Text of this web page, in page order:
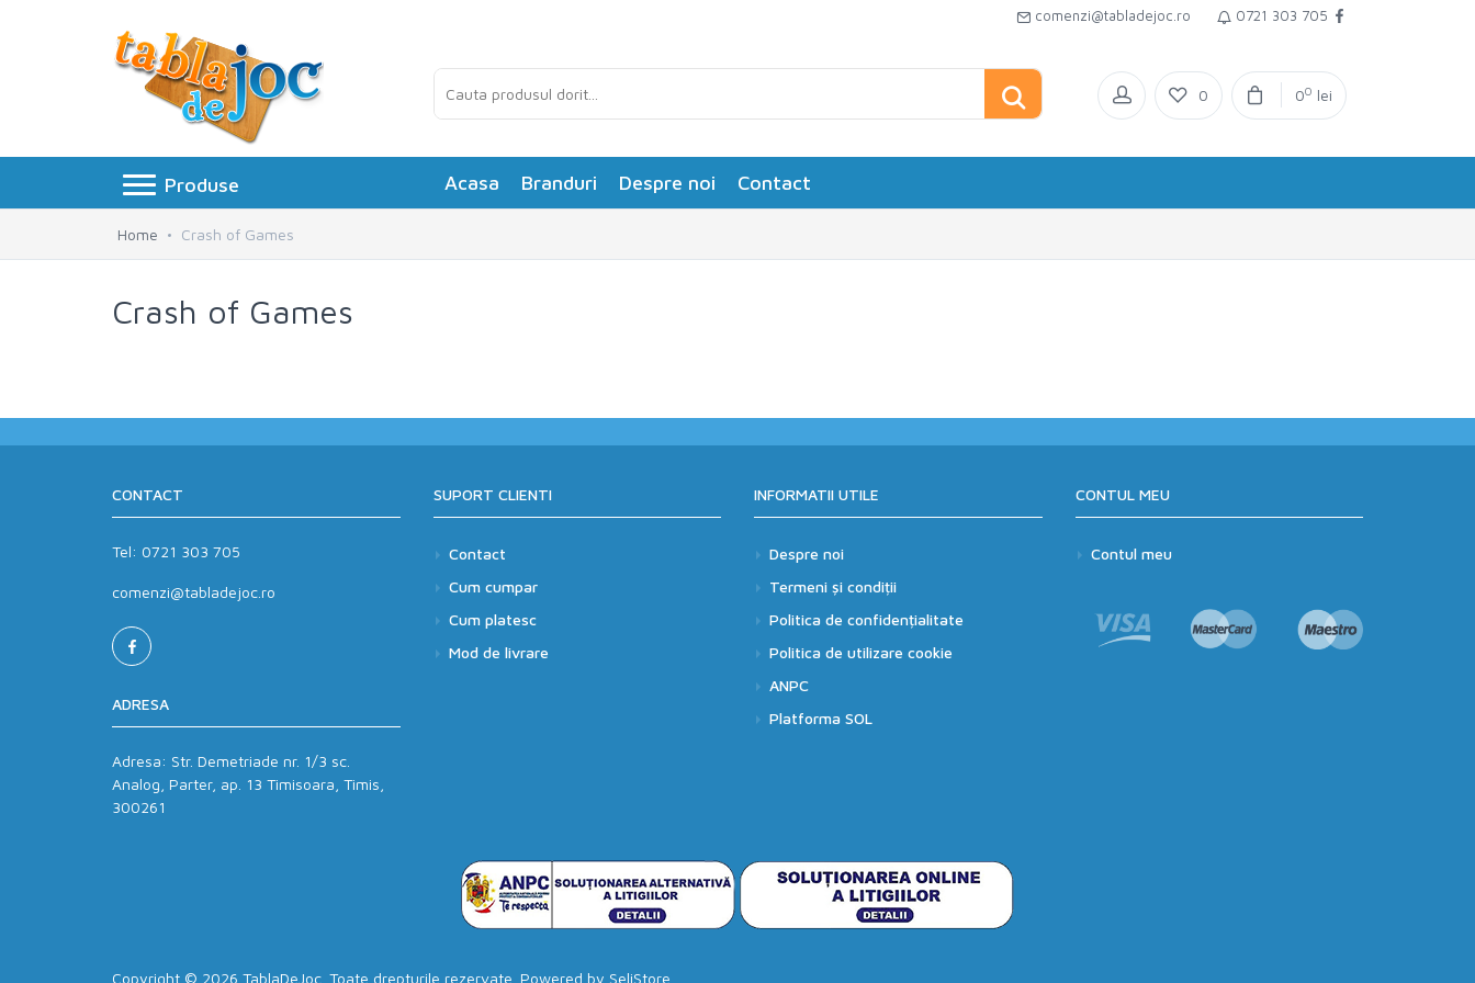
comenzi@tabladejoc.ro 0721 303 705
0 00 lei
Toggle navigation
Produse Acasa Branduri Despre noi Contact
Home Crash of Games
Crash of Games
CONTACT
Tel: 0721 303 705
comenzi@tabladejoc.ro
ADRESA
Adresa: Str. Demetriade nr. 1/3 sc.
Analog, Parter, ap. 13 Timisoara, Timis,
300261
SUPORT CLIENTI
Contact
Cum cumpar
Cum platesc
Mod de livrare
INFORMATII UTILE
Despre noi
Termeni și condiții
Politica de confidențialitate
Politica de utilizare cookie
ANPC
Platforma SOL
CONTUL MEU
Contul meu
Copyright © 2026 TablaDeJoc. Toate drepturile rezervate. Powered by SeliStore